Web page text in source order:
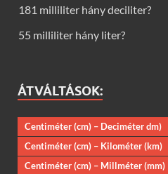
181 milliliter hány deciliter?
55 milliliter hány liter?
ÁTVÁLTÁSOK:
Centiméter (cm) – Deciméter dm)
Centiméter (cm) – Kilométer (km)
Centiméter (cm) – Millméter (mm)